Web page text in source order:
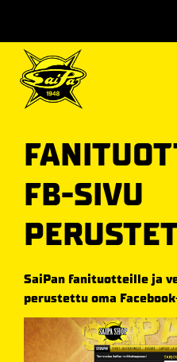
FB-SIVU
SaiPan fanituotteille ja
perustettu oma